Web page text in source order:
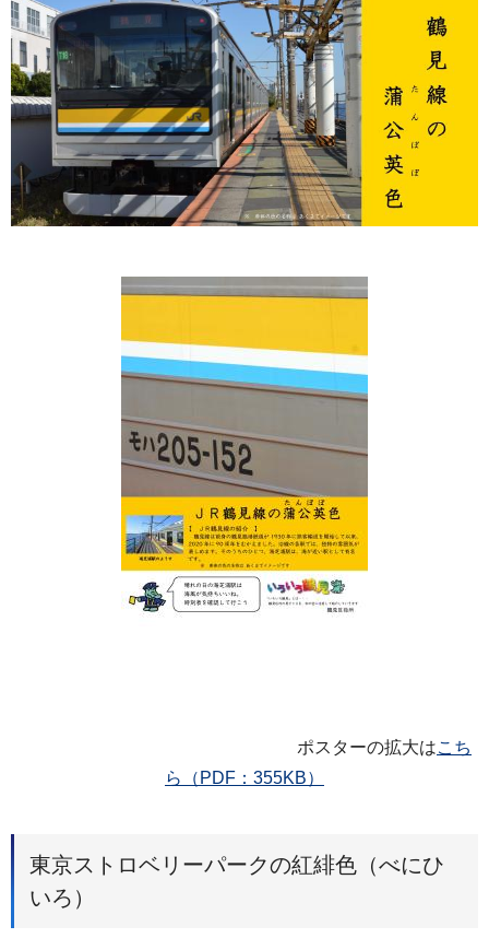
ポスターの拡大はこち
ら（PDF：355KB）
東京ストロベリーパークの紅緋色（べにひ
いろ）